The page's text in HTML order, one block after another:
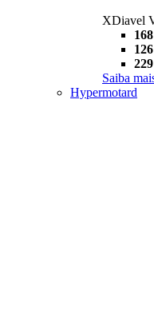
XDiavel
Saiba
Hypermotard